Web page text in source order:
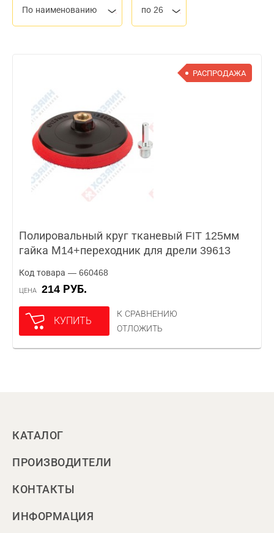
По наименованию по 26
РАСПРОДАЖА
Полировальный круг тканевый FIT 125мм
гайка М14+переходник для дрели 39613
Код товара — 660468
ЦЕНА 214 РУБ.
КУПИТЬ
К СРАВНЕНИЮ
ОТЛОЖИТЬ
КАТАЛОГ
ПРОИЗВОДИТЕЛИ
КОНТАКТЫ
ИНФОРМАЦИЯ